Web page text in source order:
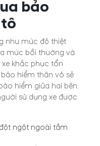
bảo
như mức độ thiệt
mức bồi thường và
khắc phục tổn
hiểm thân vỏ sẽ
hiểm giữa hai bên.
sử dụng xe được
ngột ngoài tầm